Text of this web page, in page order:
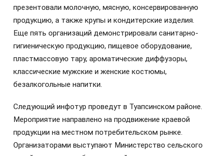
презентовали молочную, мясную, консервированную
продукцию, а также крупы и кондитерские изделия.
Еще пять организаций демонстрировали санитарно-
гигиеническую продукцию, пищевое оборудование,
пластмассовую тару, ароматические диффузоры,
классические мужские и женские костюмы,
безалкогольные напитки.
Следующий инфотур проведут в Туапсинском районе.
Мероприятие направлено на продвижение краевой
продукции на местном потребительском рынке.
Организаторами выступают Министерство сельского